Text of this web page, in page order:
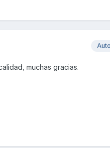
muchas gracias.